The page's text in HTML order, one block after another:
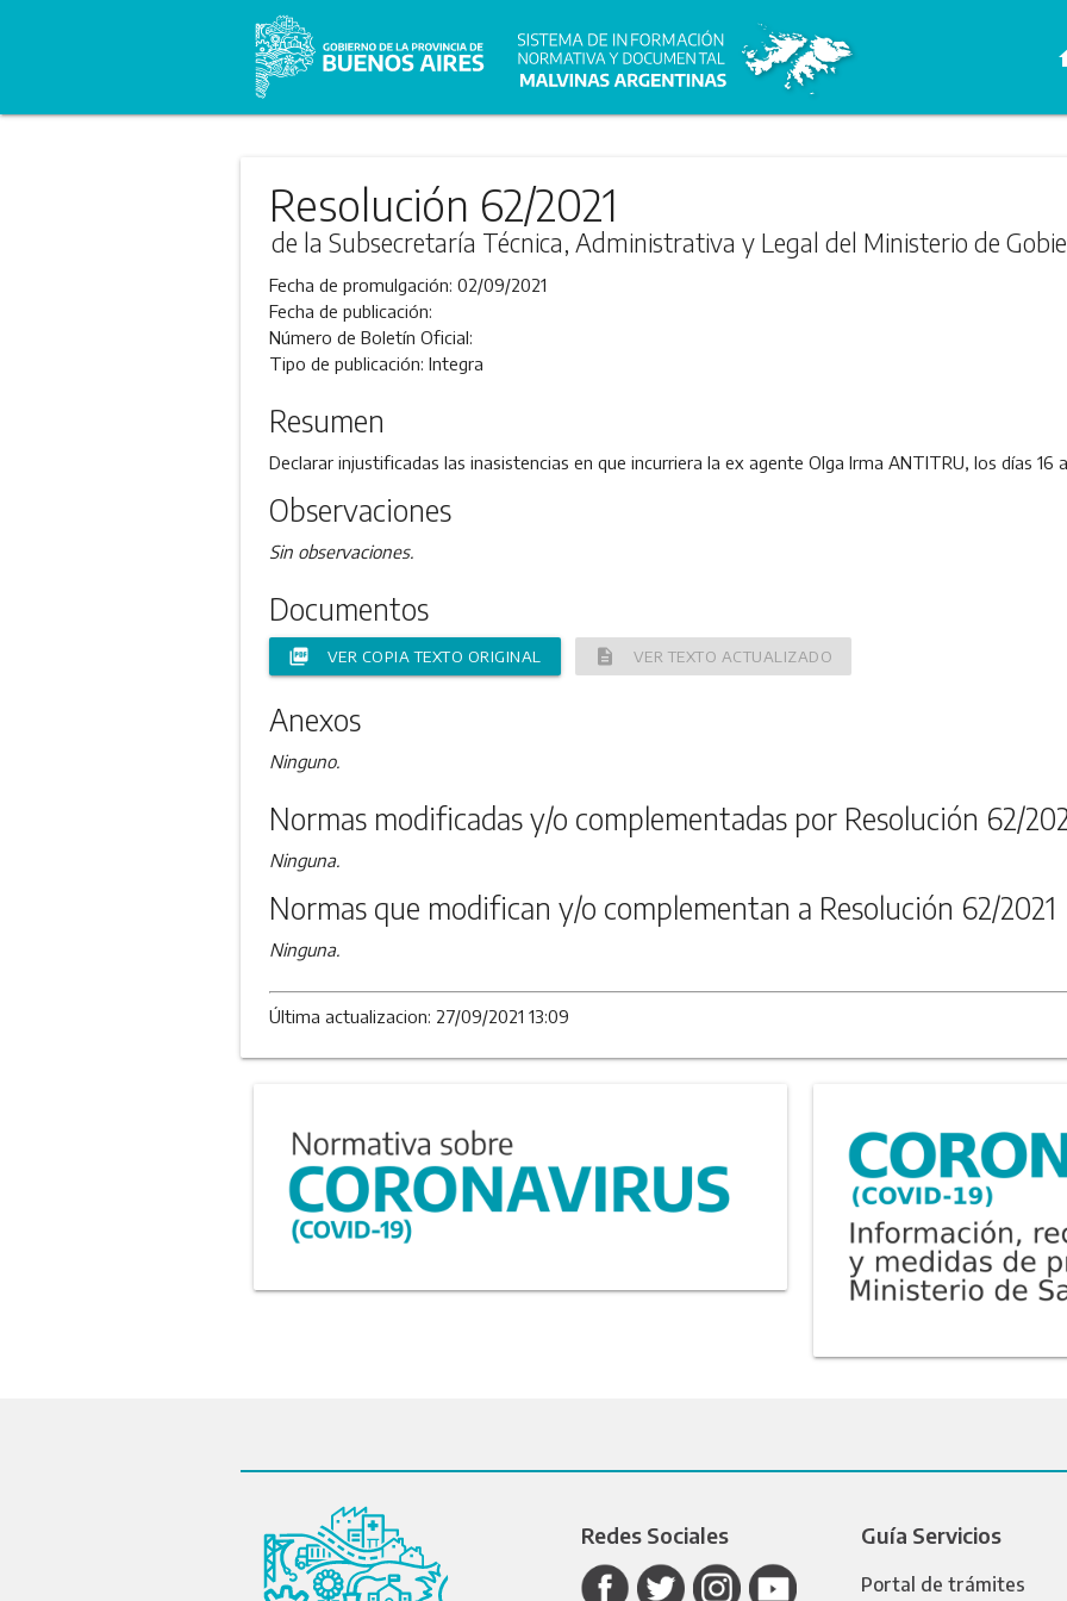
Resolución 62/2021
de la Subsecretaría Técnica, Administrativa y Legal del Ministerio de
Fecha de promulgación: 02/09/2021
Fecha de publicación:
Número de Boletín Oficial:
Tipo de publicación: Integra
Resumen
Declarar injustificadas las inasistencias en que incurriera la ex agente Olga Irma ANTITRU, los días 16
Observaciones
Sin observaciones.
Documentos
picture_as_pdf VER COPIA TEXTO ORIGINAL description VER TEXTO ACTUALIZADO
Anexos
Ninguno.
Normas modificadas y/o complementadas por Resolución 62/
Ninguna.
Normas que modifican y/o complementan a Resolución 62/2021
Ninguna.
Última actualizacion: 27/09/2021 13:09
Redes Sociales Guía Servicios
Portal de trámites